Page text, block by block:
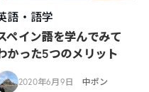
語・語学
ペイン語を学んでみて
かった5つのメリット
2020年6月9日 中ポン